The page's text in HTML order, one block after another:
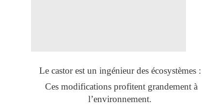
Le castor est un ingénieur des écosystèmes :
Ces modifications profitent grandement à
l’environnement.